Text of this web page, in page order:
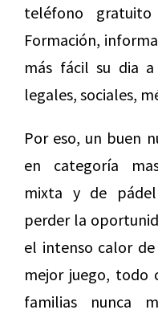
teléfono gratuito
Formación,
más fácil su dia
legales, sociales,
Por eso, un buen
en categoría
mixta y de
perder la
el intenso calor
mejor juego, todo
familias nunca